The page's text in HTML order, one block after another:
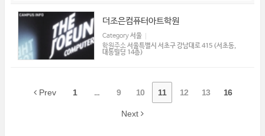
더조은컴퓨터아트학원
Category서울
학원주소서울특별시 서초구 강남대로 415 (서초동,
대동빌딩 14층)
Prev 1 ... 9 10 11 12 13 16
Next